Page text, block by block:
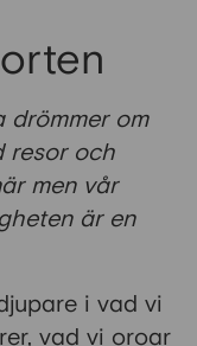
om
resor och
men vår
är en
i vad vi
vad vi oroar